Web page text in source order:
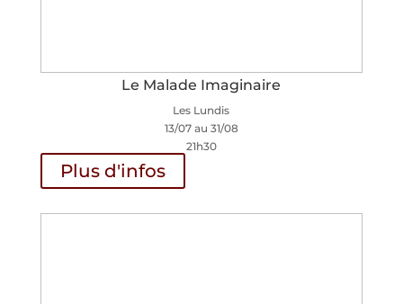
Le Malade Imaginaire
Les Lundis
13/07 au 31/08
21h30
Plus d'infos